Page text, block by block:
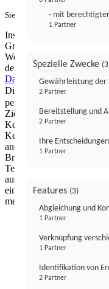
Sie haben ein PUR-Abo?Hier
Institutional Money mit
Gründen die Möglichkeit,
Werbeplatz zur Verfügung
der Verantwortung von
Datenschutzerklärung
Dienste nutzen wir
personalisierte Werbung,
Zielgruppenforschung.
Kennungen (z. B. login-
Kennungen,
anderen Informationen (z.
Browserinformationen,
Technologien usw.) auf
ausgelesen werden, um es
eine App oder einer
mehrere der hier
- mit
1 Partner
Spezielle Zwecke
Gewährleistung der
2 Partner
Bereitstellung und
2 Partner
Ihre
1 Partner
Features (3)
Abgleichung und
1 Partner
Verknüpfung
1 Partner
Identifikation von
2 Partner
Institutional Money